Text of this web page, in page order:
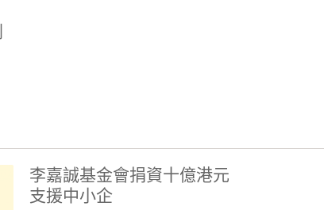
李嘉誠基金會捐資十億港元
支援中小企